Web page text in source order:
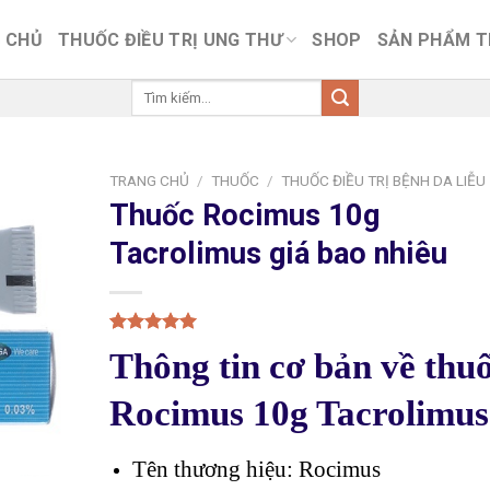
CHỦ THUỐC ĐIỀU TRỊ UNG THƯ SHOP SẢN PHẨM
Tìm
TRANG CHỦ / THUỐC / THUỐC ĐIỀU TRỊ BỆNH DA LIỄU
Thuốc Rocimus 10g
Tacrolimus giá bao nhiêu
dựa trên
đánh giá
Thông tin cơ bản về
Rocimus 10g Tacrolimus
Tên thương hiệu: Rocimus